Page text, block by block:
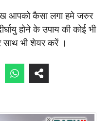
आपको कैसा लगा हमे जरुर
होने के उपाय की कोई भी
साथ भी शेयर करें ।